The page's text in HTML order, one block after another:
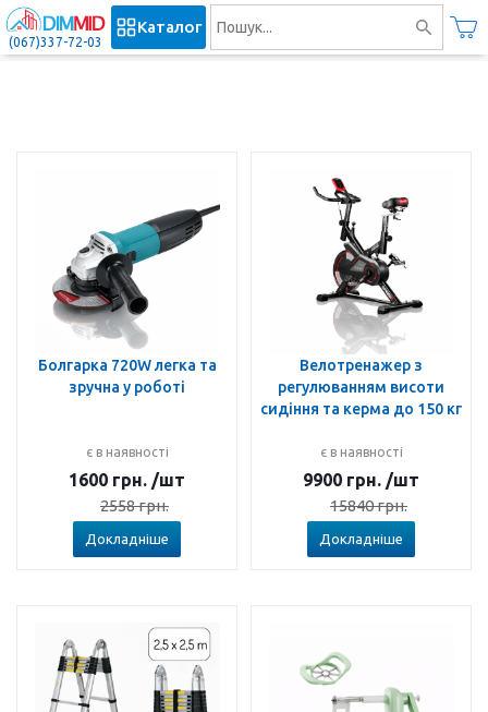
(067)337-72-03
Каталог
Болгарка 720W легка та
зручна у роботі
є в наявності
1600 грн. /шт
2558грн.
Докладніше
Велотренажер з
регулюванням висоти
сидіння та керма до 150 кг
є в наявності
9900 грн. /шт
15840грн.
Докладніше